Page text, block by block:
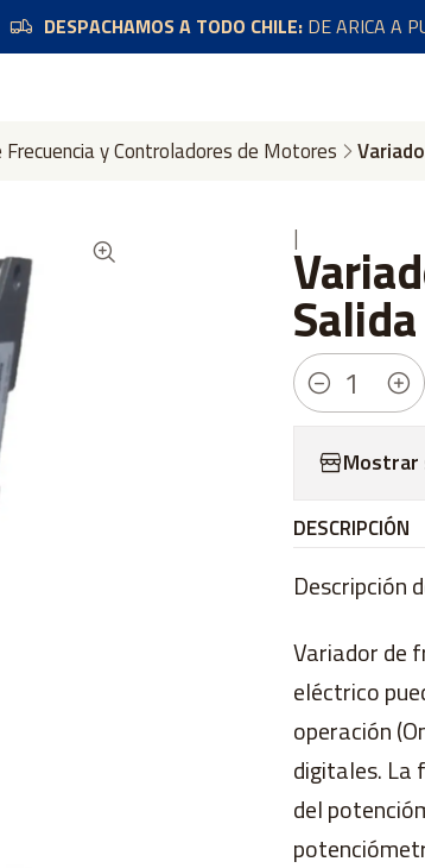
DESPACHAMOS A TODO CHILE:DE ARICA A
y Controladores de Motores
|
Cantidad
Mostrar
DESCRIPCIÓN
Descripción
Variador de
eléctrico
operación
digitales. La
del